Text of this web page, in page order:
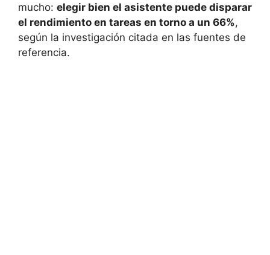
mucho: elegir bien el asistente puede disparar
el rendimiento en tareas en torno a un 66%,
según la investigación citada en las fuentes de
referencia.